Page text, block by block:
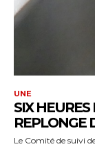
UNE
SIX HEURES
REPLONGE
Le Comité de suivi